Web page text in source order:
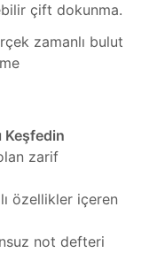
çift dokunma.
zamanlı bulut
Keşfedin
zarif
özellikler içeren
not defteri